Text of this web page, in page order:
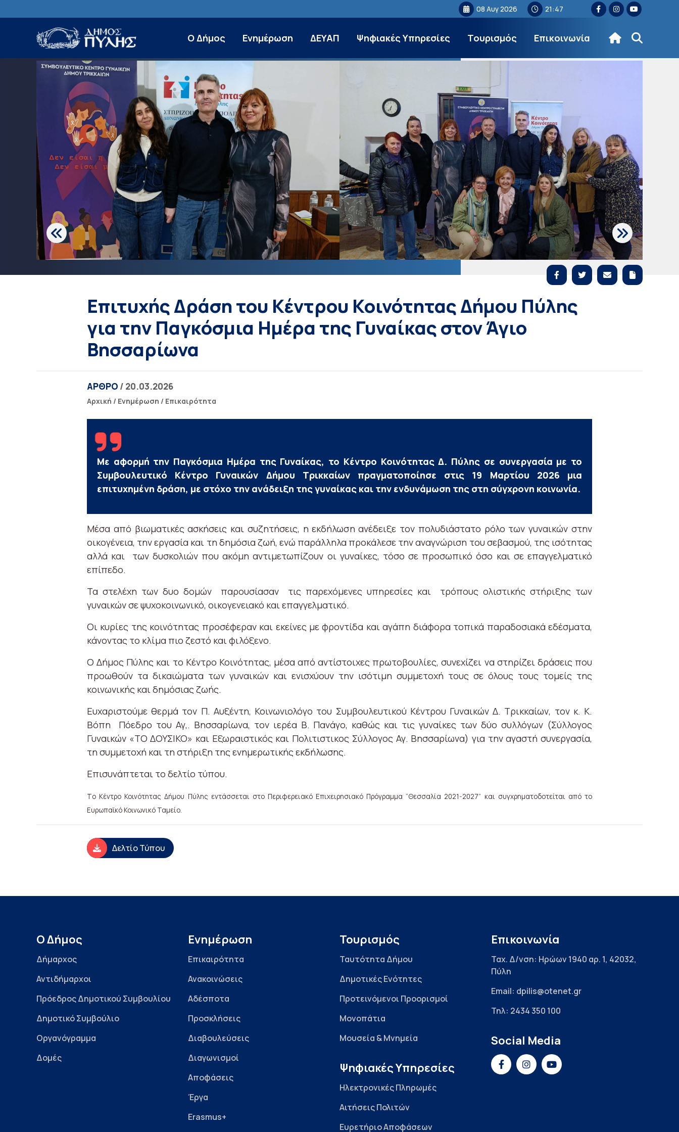
08 Αυγ 2026 21:47
Ο Δήμος Ενημέρωση ΔΕΥΑΠ Ψηφιακές Υπηρεσίες Τουρισμός Επικοινωνία
Επιτυχής Δράση του Κέντρου Κοινότητας Δήμου Πύλης
για την Παγκόσμια Ημέρα της Γυναίκας στον Άγιο
Βησσαρίωνα
ΑΡΘΡΟ / 20.03.2026
Αρχική / Ενημέρωση / Επικαιρότητα
Με αφορμή την Παγκόσμια Ημέρα της Γυναίκας, το Κέντρο Κοινότητας Δ. Πύλης σε συνεργασία με το
Συμβουλευτικό Κέντρο Γυναικών Δήμου Τρικκαίων πραγματοποίησε στις 19 Μαρτίου 2026 μια
επιτυχημένη δράση, με στόχο την ανάδειξη της γυναίκας και την ενδυνάμωση της στη σύγχρονη κοινωνία.
Μέσα από βιωματικές ασκήσεις και συζητήσεις, η εκδήλωση ανέδειξε τον πολυδιάστατο ρόλο των γυναικών στην
οικογένεια, την εργασία και τη δημόσια ζωή, ενώ παράλληλα προκάλεσε την αναγνώριση του σεβασμού, της ισότητας
αλλά και των δυσκολιών που ακόμη αντιμετωπίζουν οι γυναίκες, τόσο σε προσωπικό όσο και σε επαγγελματικό
επίπεδο.
Τα στελέχη των δυο δομών παρουσίασαν τις παρεχόμενες υπηρεσίες και τρόπους ολιστικής στήριξης των
γυναικών σε ψυχοκοινωνικό, οικογενειακό και επαγγελματικό.
Οι κυρίες της κοινότητας προσέφεραν και εκείνες με φροντίδα και αγάπη διάφορα τοπικά παραδοσιακά εδέσματα,
κάνοντας το κλίμα πιο ζεστό και φιλόξενο.
Ο Δήμος Πύλης και το Κέντρο Κοινότητας, μέσα από αντίστοιχες πρωτοβουλίες, συνεχίζει να στηρίζει δράσεις που
προωθούν τα δικαιώματα των γυναικών και ενισχύουν την ισότιμη συμμετοχή τους σε όλους τους τομείς της
κοινωνικής και δημόσιας ζωής.
Ευχαριστούμε θερμά τον Π. Αυξέντη, Κοινωνιολόγο του Συμβουλευτικού Κέντρου Γυναικών Δ. Τρικκαίων, τον κ. Κ.
Βόπη Πόεδρο του Αγ,. Βησσαρίωνα, τον ιερέα Β. Πανάγο, καθώς και τις γυναίκες των δύο συλλόγων (Σύλλογος
Γυναικών «ΤΟ ΔΟΥΣΙΚΟ» και Εξωραιστικός και Πολιτιστικος Σύλλογος Αγ. Βησσαρίωνα) για την αγαστή συνεργασία,
τη συμμετοχή και τη στήριξη της ενημερωτικής εκδήλωσης.
Επισυνάπτεται το δελτίο τύπου.
Tο Κέντρο Κοινότητας Δήμου Πύλης εντάσσεται στο Περιφερειακό Επιχειρησιακό Πρόγραμμα “Θεσσαλία 2021-2027” και συγχρηματοδοτείται από το
Ευρωπαϊκό Κοινωνικό Ταμείo.
Δελτίο Τύπου
Ο Δήμος
Δήμαρχος
Αντιδήμαρχοι
Πρόεδρος Δημοτικού Συμβουλίου
Δημοτικό Συμβούλιο
Οργανόγραμμα
Δομές
Ενημέρωση
Επικαιρότητα
Ανακοινώσεις
Αδέσποτα
Προσκλήσεις
Διαβουλεύσεις
Διαγωνισμοί
Αποφάσεις
Έργα
Erasmus+
Τουρισμός
Ταυτότητα Δήμου
Δημοτικές Ενότητες
Προτεινόμενοι Προορισμοί
Μονοπάτια
Μουσεία & Μνημεία
Ψηφιακές Υπηρεσίες
Ηλεκτρονικές Πληρωμές
Αιτήσεις Πολιτών
Ευρετήριο Αποφάσεων
Επικοινωνία
Ταχ. Δ/νση: Ηρώων 1940 αρ. 1, 42032,
Πύλη
Email: dpilis@otenet.gr
Τηλ: 2434 350 100
Social Media